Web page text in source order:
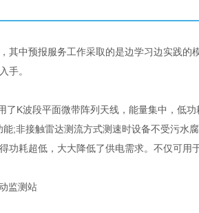
其中预报服务工作采取的是边学习边实践的
手。
K波段平面微带阵列天线，能量集中，低功
;非接触雷达测流方式测速时设备不受污水
耗超低，大大降低了供电需求。不仅可用